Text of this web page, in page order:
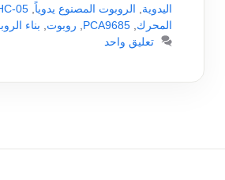
اليدوية
الروبوت المصنوع يدوياً 05
المحرك PCA9685 روبوت بناء
تعليق واحد